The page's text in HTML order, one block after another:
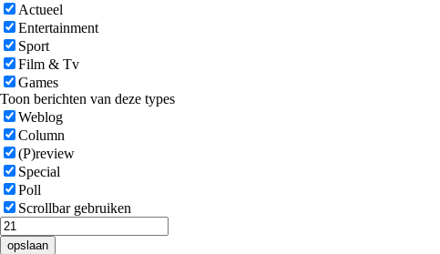
Actueel
Entertainment
Sport
Film & Tv
Games
Toon berichten van deze types
Weblog
Column
(P)review
Special
Poll
Scrollbar gebruiken
opslaan